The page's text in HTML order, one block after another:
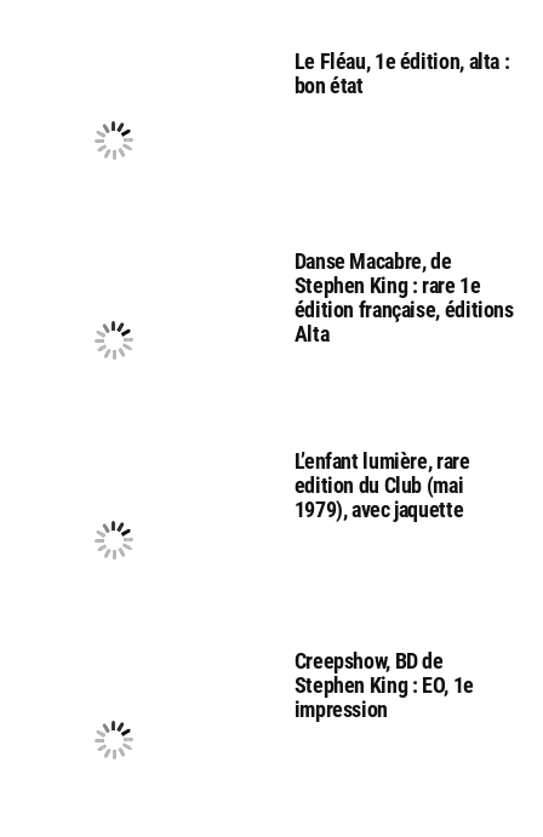
Le Fléau, 1e édition, alta :
bon état
Danse Macabre, de
Stephen King : rare 1e
édition française, éditions
Alta
L’enfant lumière, rare
edition du Club (mai
1979), avec jaquette
Creepshow, BD de
Stephen King : EO, 1e
impression